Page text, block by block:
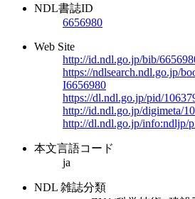
NDL書誌ID
6656980
Web Site
http://id.ndl.go.jp/bib/
https://ndlsearch.ndl.go.jp/
I6656980
https://dl.ndl.go.jp/pid/
http://id.ndl.go.jp/digimeta/
http://dl.ndl.go.jp/info:ndljp/
本文言語コード
ja
NDL 雑誌分類